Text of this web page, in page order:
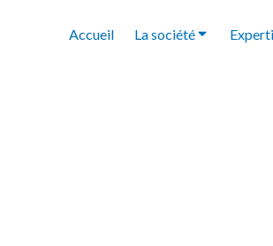
Accueil La société